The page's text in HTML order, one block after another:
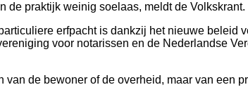
de praktijk weinig soelaas, meldt de Volkskrant.
erfpacht is dankzij het nieuwe beleid
voor notarissen en de Nederlandse
de bewoner of de overheid, maar van een